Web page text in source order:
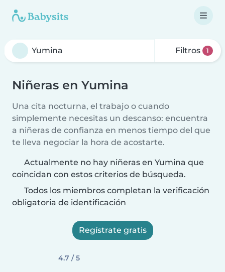
Filtros 1
Niñeras en Yumina
Una cita nocturna, el trabajo o cuando
simplemente necesitas un descanso: encuentra
a niñeras de confianza en menos tiempo del que
te lleva negociar la hora de acostarte.
Actualmente no hay niñeras en Yumina que
coincidan con estos criterios de búsqueda.
Todos los miembros completan la verificación
obligatoria de identificación
Regístrate gratis
4.7 / 5